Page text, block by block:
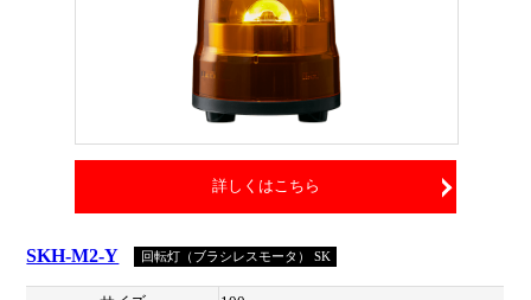
詳しくはこちら
SKH-M2-Y 回転灯（ブラシレスモータ） SK